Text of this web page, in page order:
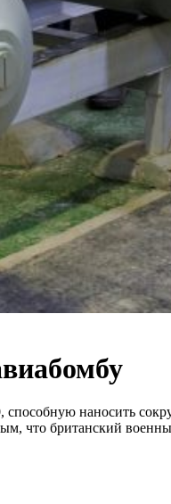
наносить
что британский